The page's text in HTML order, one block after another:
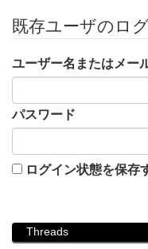
既存ユーザのロ
ユーザー名またはメー
パスワード
ログイン状態を保存
Threads